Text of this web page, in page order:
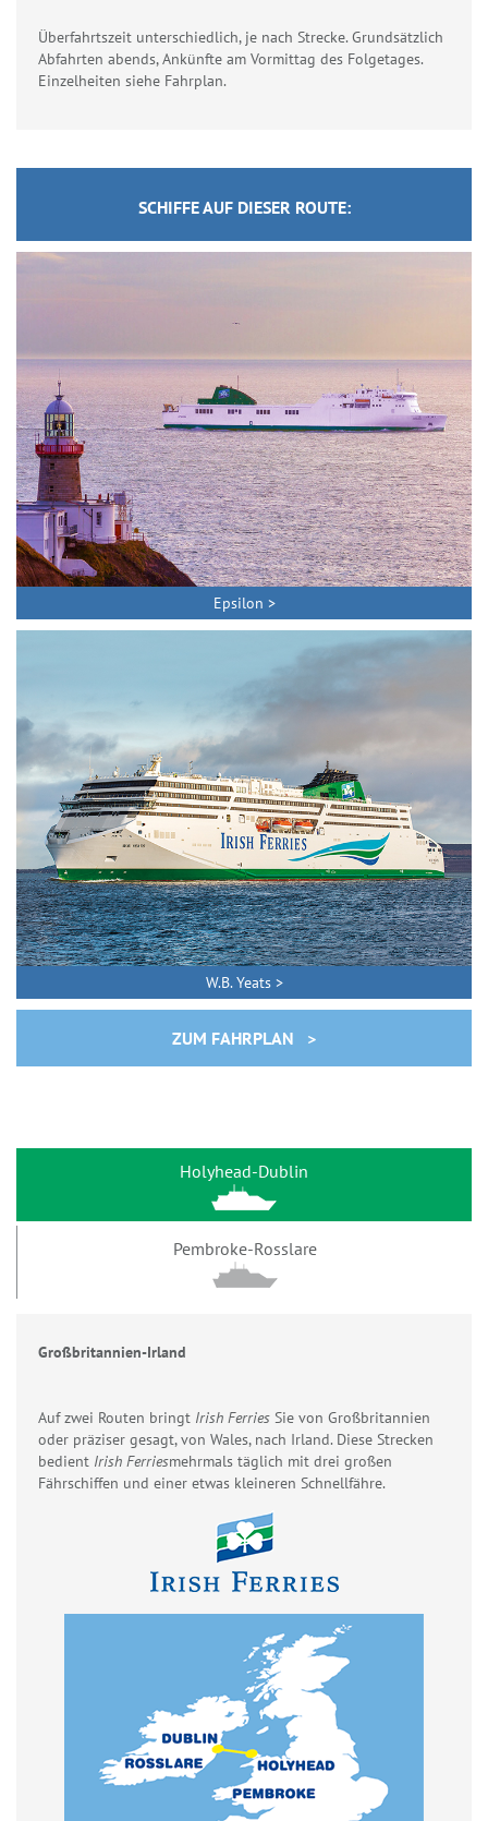
Überfahrtszeit unterschiedlich, je nach Strecke. Grundsätzlich
Abfahrten abends, Ankünfte am Vormittag des Folgetages.
Einzelheiten siehe Fahrplan.
SCHIFFE AUF DIESER ROUTE:
Epsilon >
W.B. Yeats >
ZUM FAHRPLAN >
Holyhead-Dublin
Pembroke-Rosslare
Großbritannien-Irland
Auf zwei Routen bringt Irish Ferries Sie von Großbritannien
oder präziser gesagt, von Wales, nach Irland. Diese Strecken
bedient Irish Ferriesmehrmals täglich mit drei großen
Fährschiffen und einer etwas kleineren Schnellfähre.